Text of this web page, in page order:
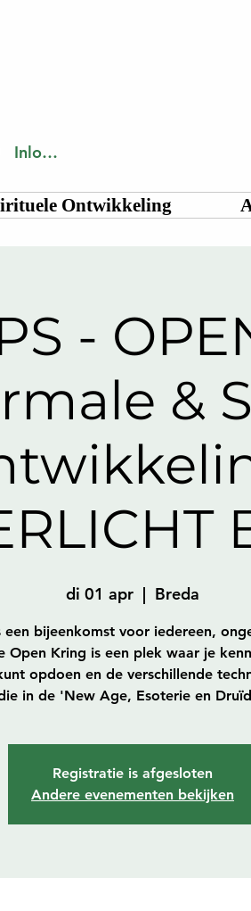
Inloggen
Ontwikkeling
-
&
di 01 apr
  |
Breda
een bijeenkomst voor iedereen,
Open Kring is een plek waar je
opdoen en de verschillende
in de 'New Age, Esoterie en
Registratie is afgesloten
Andere evenementen bekijken